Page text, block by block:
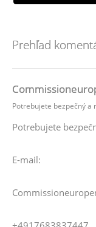
Prehľad
Potrebujete bezpečný a
Potrebujete
E-mail: